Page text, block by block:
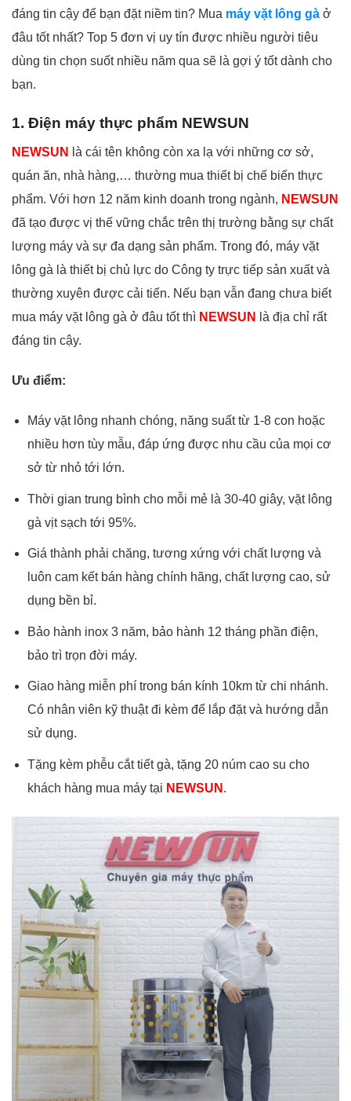
đáng tin cậy để bạn đặt niềm tin? Mua máy vặt lông gà ở
đâu tốt nhất? Top 5 đơn vị uy tín được nhiều người tiêu
dùng tin chọn suốt nhiều năm qua sẽ là gợi ý tốt dành cho
bạn.
1. Điện máy thực phẩm NEWSUN
NEWSUN
là cái tên không còn xa lạ với những cơ sở,
quán ăn, nhà hàng,… thường mua thiết bị chế biến thực
phẩm. Với hơn 12 năm kinh doanh trong ngành, NEWSUN
đã tạo được vị thế vững chắc trên thị trường bằng sự chất
lượng máy và sự đa dạng sản phẩm. Trong đó, máy vặt
lông gà là thiết bị chủ lực do Công ty trực tiếp sản xuất và
thường xuyên được cải tiến. Nếu bạn vẫn đang chưa biết
mua máy vặt lông gà ở đâu tốt thì NEWSUN
là địa chỉ rất
đáng tin cậy.
Ưu điểm:
Máy vặt lông nhanh chóng, năng suất từ 1-8 con hoặc
nhiều hơn tùy mẫu, đáp ứng được nhu cầu của mọi cơ
sở từ nhỏ tới lớn.
Thời gian trung bình cho mỗi mẻ là 30-40 giây, vặt lông
gà vịt sạch tới 95%.
Giá thành phải chăng, tương xứng với chất lượng và
luôn cam kết bán hàng chính hãng, chất lượng cao, sử
dụng bền bỉ.
Bảo hành inox 3 năm, bảo hành 12 tháng phần điện,
bảo trì trọn đời máy.
Giao hàng miễn phí trong bán kính 10km từ chi nhánh.
Có nhân viên kỹ thuật đi kèm để lắp đặt và hướng dẫn
sử dụng.
Tặng kèm phễu cắt tiết gà, tặng 20 núm cao su cho
khách hàng mua máy tại NEWSUN .